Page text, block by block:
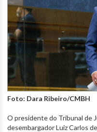
Foto: Dara Ribeiro/CMBH
O presidente do Tribunal de
desembargador Luiz Carlos